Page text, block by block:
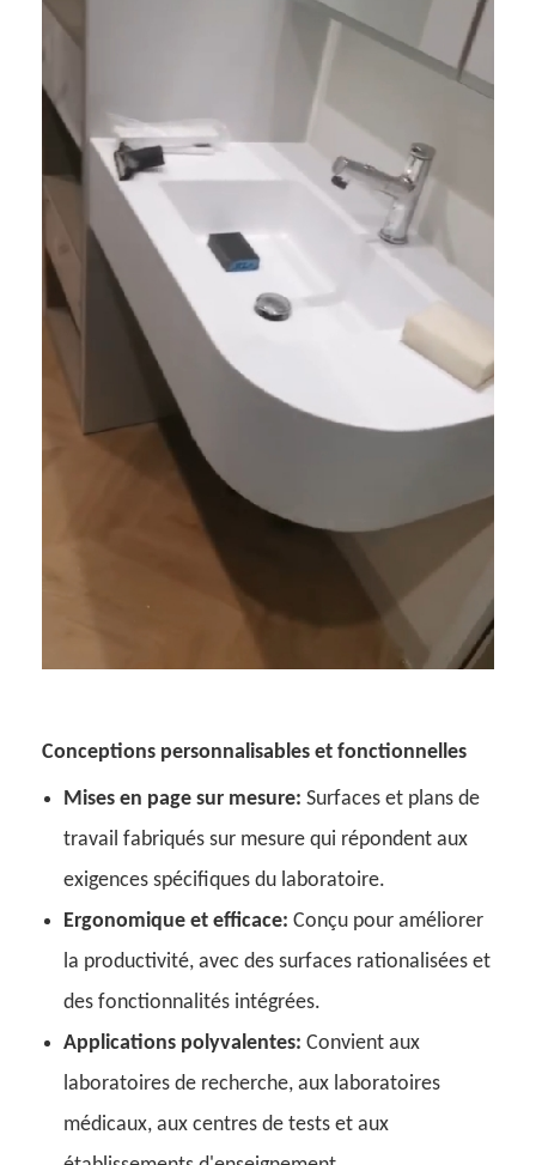
Conceptions personnalisables et fonctionnelles
Mises en page sur mesure: Surfaces et plans de
travail fabriqués sur mesure qui répondent aux
exigences spécifiques du laboratoire.
Ergonomique et efficace: Conçu pour améliorer
la productivité, avec des surfaces rationalisées et
des fonctionnalités intégrées.
Applications polyvalentes: Convient aux
laboratoires de recherche, aux laboratoires
médicaux, aux centres de tests et aux